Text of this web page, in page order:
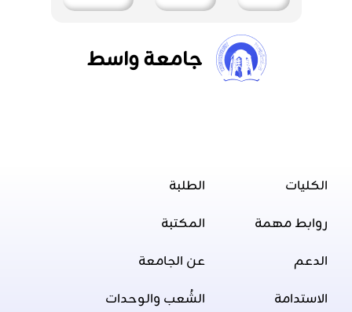
جامعة واسط
الكليات
روابط مهمة
الدعم
الاستدامة
الطلبة
المكتبة
عن الجامعة
الشُعب والوحدات